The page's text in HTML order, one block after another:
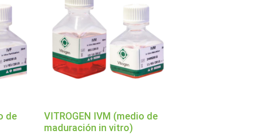
de
VITROGEN IVM (medio de
maduración in vitro)